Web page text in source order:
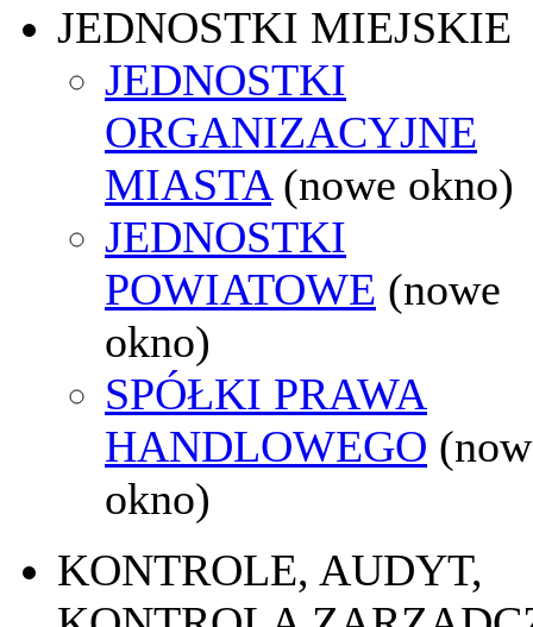
JEDNOSTKI MIEJSKIE
JEDNOSTKI
ORGANIZACYJNE
MIASTA (nowe okno)
JEDNOSTKI
POWIATOWE (nowe
okno)
SPÓŁKI PRAWA
HANDLOWEGO
okno)
KONTROLE, AUDYT,